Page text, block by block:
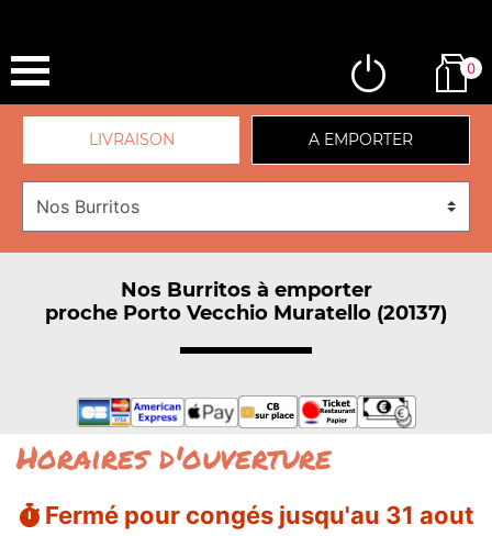
0
LIVRAISON A EMPORTER
Nos Burritos à emporter
proche Porto Vecchio Muratello (20137)
Horaires d'ouverture
Fermé pour congés jusqu'au 31 aout